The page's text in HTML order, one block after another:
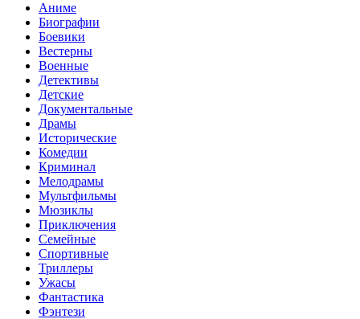
Аниме
Биографии
Боевики
Вестерны
Военные
Детективы
Детские
Документальные
Драмы
Исторические
Комедии
Криминал
Мелодрамы
Мультфильмы
Мюзиклы
Приключения
Семейные
Спортивные
Триллеры
Ужасы
Фантастика
Фэнтези